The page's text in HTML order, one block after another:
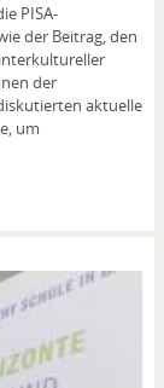
PISA-
der Beitrag, den
der
aktuelle
um